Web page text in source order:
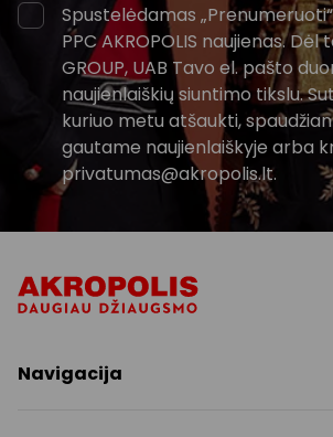
Spustelėdamas
PPC AKROPOLIS naujienas. Dėl
GROUP, UAB Tavo el. pašto
naujienlaiškių siuntimo tikslu.
kuriuo metu atšaukti,
gautame naujienlaiškyje arba
privatumas@akropolis.lt.
Navigacija